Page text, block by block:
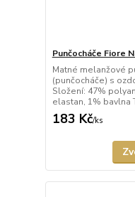
Punčocháče Fiore
Matné melanžové
(punčocháče) s
Složení: 47%
elastan, 1% bavlna
183 Kč/ks